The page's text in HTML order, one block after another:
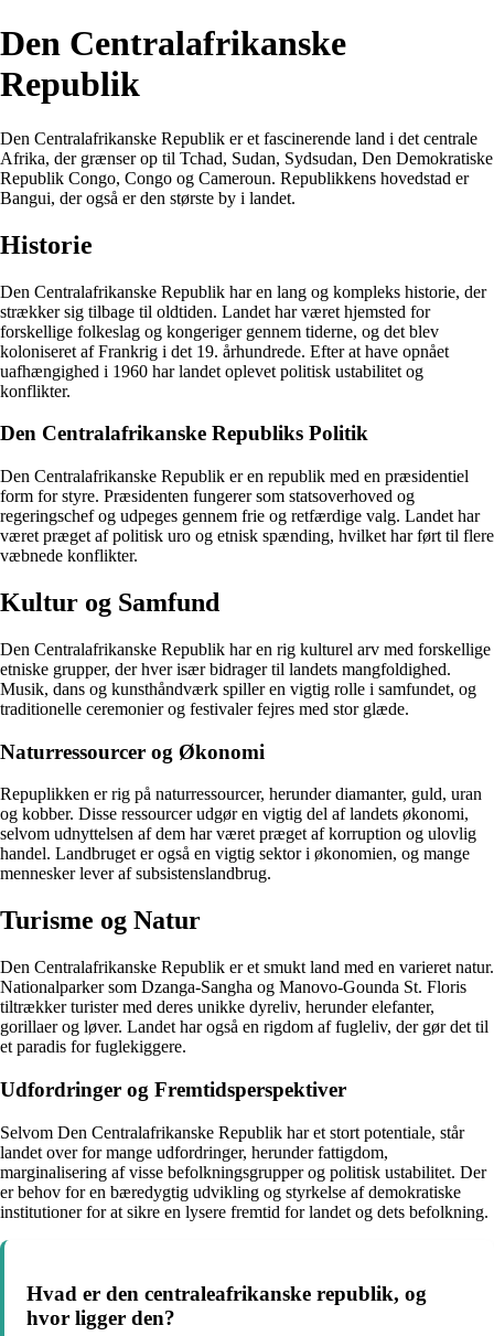
Den Centralafrikanske
Republik
Den Centralafrikanske Republik er et fascinerende land i det centrale
Afrika, der grænser op til Tchad, Sudan, Sydsudan, Den Demokratiske
Republik Congo, Congo og Cameroun. Republikkens hovedstad er
Bangui, der også er den største by i landet.
Historie
Den Centralafrikanske Republik har en lang og kompleks historie, der
strækker sig tilbage til oldtiden. Landet har været hjemsted for
forskellige folkeslag og kongeriger gennem tiderne, og det blev
koloniseret af Frankrig i det 19. århundrede. Efter at have opnået
uafhængighed i 1960 har landet oplevet politisk ustabilitet og
konflikter.
Den Centralafrikanske Republiks Politik
Den Centralafrikanske Republik er en republik med en præsidentiel
form for styre. Præsidenten fungerer som statsoverhoved og
regeringschef og udpeges gennem frie og retfærdige valg. Landet har
været præget af politisk uro og etnisk spænding, hvilket har ført til flere
væbnede konflikter.
Kultur og Samfund
Den Centralafrikanske Republik har en rig kulturel arv med forskellige
etniske grupper, der hver især bidrager til landets mangfoldighed.
Musik, dans og kunsthåndværk spiller en vigtig rolle i samfundet, og
traditionelle ceremonier og festivaler fejres med stor glæde.
Naturressourcer og Økonomi
Repuplikken er rig på naturressourcer, herunder diamanter, guld, uran
og kobber. Disse ressourcer udgør en vigtig del af landets økonomi,
selvom udnyttelsen af dem har været præget af korruption og ulovlig
handel. Landbruget er også en vigtig sektor i økonomien, og mange
mennesker lever af subsistenslandbrug.
Turisme og Natur
Den Centralafrikanske Republik er et smukt land med en varieret natur.
Nationalparker som Dzanga-Sangha og Manovo-Gounda St. Floris
tiltrækker turister med deres unikke dyreliv, herunder elefanter,
gorillaer og løver. Landet har også en rigdom af fugleliv, der gør det til
et paradis for fuglekiggere.
Udfordringer og Fremtidsperspektiver
Selvom Den Centralafrikanske Republik har et stort potentiale, står
landet over for mange udfordringer, herunder fattigdom,
marginalisering af visse befolkningsgrupper og politisk ustabilitet. Der
er behov for en bæredygtig udvikling og styrkelse af demokratiske
institutioner for at sikre en lysere fremtid for landet og dets befolkning.
Hvad er den centraleafrikanske republik, og
hvor ligger den?